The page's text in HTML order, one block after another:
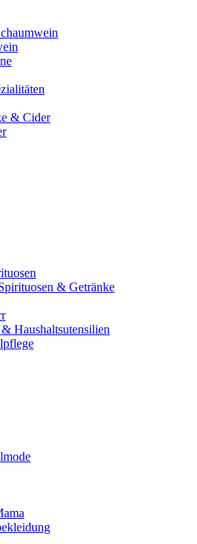
& Cider
& Getränke
Haushaltsutensilien